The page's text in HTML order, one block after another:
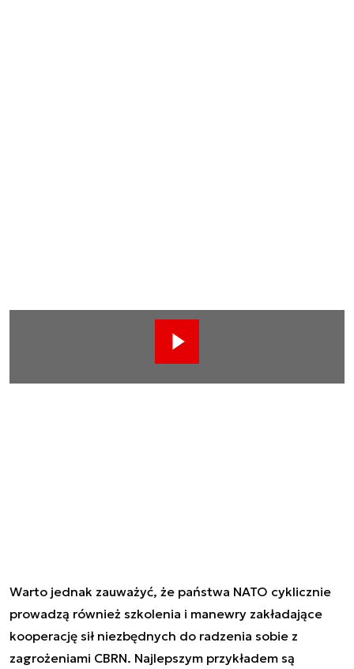
Warto jednak zauważyć, że państwa NATO cyklicznie
prowadzą również szkolenia i manewry zakładające
kooperację sił niezbędnych do radzenia sobie z
zagrożeniami CBRN. Najlepszym przykładem są